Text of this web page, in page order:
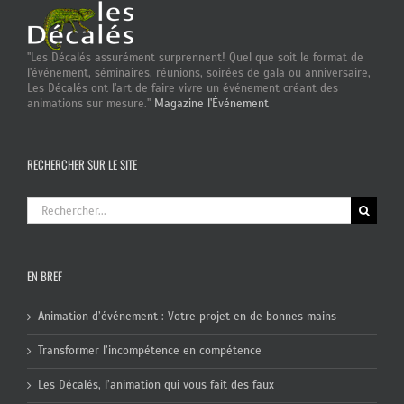
"Les Décalés assurément surprennent! Quel que soit le format de
l'événement, séminaires, réunions, soirées de gala ou anniversaire,
Les Décalés ont l'art de faire vivre un événement créant des
animations sur mesure." Magazine l'Événement
RECHERCHER SUR LE SITE
Rechercher:
EN BREF
Animation d’événement : Votre projet en de bonnes mains
Transformer l’incompétence en compétence
Les Décalés, l’animation qui vous fait des faux